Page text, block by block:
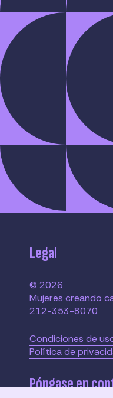
Legal
© 2026
Mujeres creando
212-353-8070
Condiciones de
Política de
Póngase en